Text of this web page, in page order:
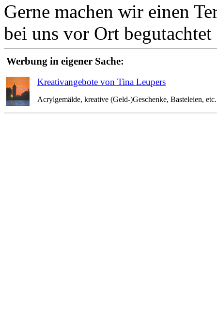
Gerne machen wir einen
bei uns vor Ort
Werbung in eigener Sache:
Kreativangebote von Tina Leupers
Acrylgemälde, kreative (Geld-)Geschenke, Basteleien,